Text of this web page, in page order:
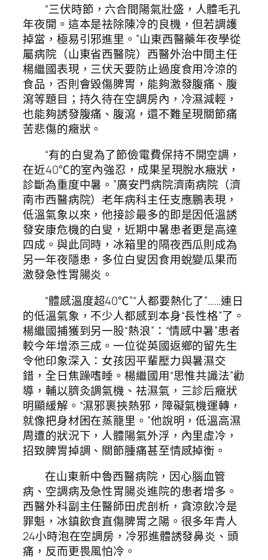
“三伏時節，六合間陽氣壯盛，人體毛孔
年夜開。這本是祛除陳冷的良機，但若調護
掉當，極易引邪進里。”山東西醫藥年夜學從
屬病院（山東省西醫院）西醫外治中間主任
楊繼國表現，三伏天要防止過度食用冷涼的
食品，否則會毀傷脾胃，能夠激發腹痛、腹
瀉等題目；持久待在空調房內，冷濕減輕，
也能夠誘發腹痛、腹瀉，還不難呈現關節痛
苦悲傷的癥狀。
“有的白叟為了節儉電費保持不開空調，
在近40℃的室內強忍，成果呈現脫水癥狀，
診斷為重度中暑。”廣安門病院濟南病院（濟
南市西醫病院）老年病科主任支應鵬表現，
低溫氣象以來，他接診最多的即是因低溫誘
發安康危機的白叟，近期中暑患者更是高達
四成。與此同時，冰箱里的隔夜西瓜則成為
另一年夜隱患，多位白叟因食用蛻變瓜果而
激發急性胃腸炎。
“體感溫度超40℃”“人都要熱化了”……連日
的低溫氣象，不少人都感到本身“長性格”了。
楊繼國捕獲到另一股“熱浪”：“情感中暑”患者
較今年增添三成。一位從英國返鄉的留先生
令他印象深入：女孩因平輩壓力與暑濕交
錯，全日焦躁嗜睡。楊繼國用“思惟共識法”勸
導，輔以臍灸調氣機、祛濕氣，三診后癥狀
明顯緩解。“濕邪裹挾熱邪，障礙氣機運轉，
就像把身材困在蒸籠里。”他說明，低溫高濕
周遭的狀況下，人體陽氣外浮，內里虛冷，
招致脾胃掉調、關節腫痛甚至情感掉衡。
在山東新中魯西醫病院，因心腦血管
病、空調病及急性胃腸炎進院的患者增多。
西醫外科副主任醫師田虎剖析，貪涼飲冷是
罪魁，冰鎮飲食直傷脾胃之陽。很多年青人
24小時泡在空調房，冷邪進體誘發鼻炎、頭
痛，反而更畏風怕冷。